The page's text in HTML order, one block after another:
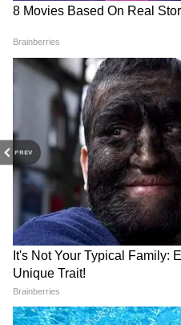
PREV
বিধায়ক ডাকলে আপনি
করতে যাওয়ার প্রয়োজন
RECOMMENDED STORIES
Recruitment Scams: আজই
গ্রেফতার হবেন? এবার নিয়োগ
দুর্নীতির ফাঁসে অভিষেক, ছুটলেন
ED-র কাছে